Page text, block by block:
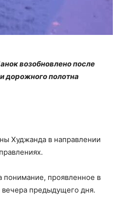
возобновлено после
дорожного полотна
Худжанда в направлении
понимание, проявленное в
предыдущего дня.